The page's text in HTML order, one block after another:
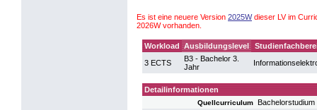
Es ist eine neuere Version 2025Wdieser LV im
2026W vorhanden.
Workload Ausbildungslevel
3 ECTS
B3 - Bachelor 3.
Jahr
Detailinformationen
Quellcurriculum